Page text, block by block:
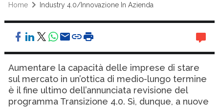
Home Industry 4.0/Innovazione In Azienda
Aumentare la capacità delle imprese di stare
sul mercato in un’ottica di medio-lungo termine
è il fine ultimo dell’annunciata revisione del
programma Transizione 4.0. Sì, dunque, a nuove